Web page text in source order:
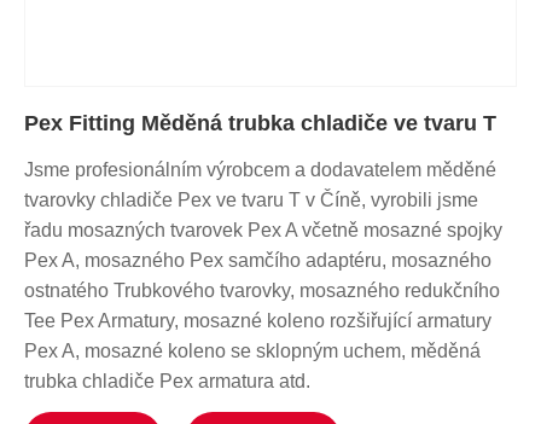
Pex Fitting Měděná trubka chladiče ve tvaru T
Jsme profesionálním výrobcem a dodavatelem měděné
tvarovky chladiče Pex ve tvaru T v Číně, vyrobili jsme
řadu mosazných tvarovek Pex A včetně mosazné spojky
Pex A, mosazného Pex samčího adaptéru, mosazného
ostnatého Trubkového tvarovky, mosazného redukčního
Tee Pex Armatury, mosazné koleno rozšiřující armatury
Pex A, mosazné koleno se sklopným uchem, měděná
trubka chladiče Pex armatura atd.